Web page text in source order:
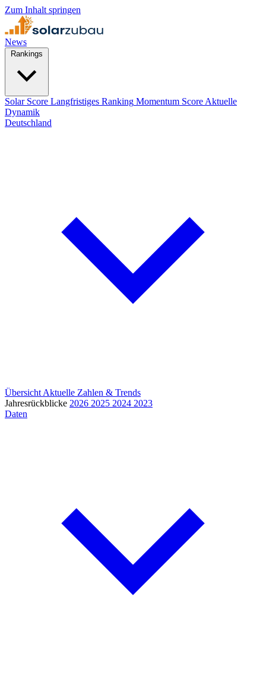
Zum Inhalt springen
News
Solar Score Langfristiges Ranking Momentum Score Aktuelle
Dynamik
Deutschland
Übersicht Aktuelle Zahlen & Trends
Jahresrückblicke 2026 2025 2024 2023
Daten